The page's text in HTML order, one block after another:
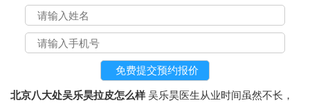
北京八大处吴乐昊拉皮怎么样 吴乐昊医生从业时间虽然不长，